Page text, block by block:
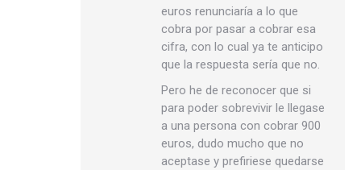
euros renunciaría a lo que
cobra por pasar a cobrar esa
cifra, con lo cual ya te anticipo
que la respuesta sería que no.
Pero he de reconocer que si
para poder sobrevivir le llegase
a una persona con cobrar 900
euros, dudo mucho que no
aceptase y prefiriese quedarse